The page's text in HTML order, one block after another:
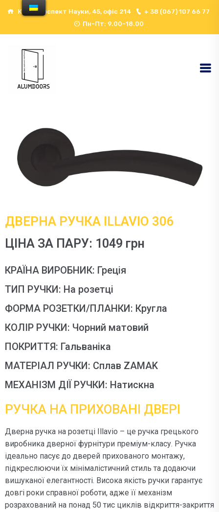
Київ, проспект Науки, 45, офіс 214
+ 38 (067) 107 66 77
Пн-Пт: 9.00-18.00
ДВЕРНА РУЧКА ILLAVIO 306
ЦІНА ЗА ПАРУ: 1049 грн
КРАЇНА ВИРОБНИК: Греція
ТИП РУЧКИ: На розетці
ФОРМА РОЗЕТКИ/ПЛАНКИ: Кругла
КОЛІР РУЧКИ: Чорний матовий
ПОКРИТТЯ: Гальваніка
МАТЕРІАЛ РУЧКИ: Сплав ZAMAK
МЕХАНІЗМ ДІЇ РУЧКИ: Натискна
РУЧКА НА ПРИХОВАНІ ДВЕРІ
Дверна ручка на розетці Illavio – це ручка грецького
виробника дверної фурнітури преміум-класу. Ручка
ідеально пасує до дверей прихованого монтажу,
підкреслюючи їх мінімалістичний стиль та додаючи
вишуканої елегантності. Висока якість ручки гарантує
довгі роки справної роботи, адже її механізм
розрахований на понад 50 тис циклів відкриття-закриття